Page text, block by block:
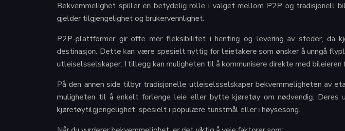
Bekvemmelighet spiller en betydelig rolle i valget mellom P2P og tradisjonell
gjelder tilgjengelighet og brukervennlighet.
P2P-plattformer gir ofte mer fleksibilitet i henting og levering av steder, da
destinasjon. Dette kan være spesielt nyttig for leietakere som ønsker å unngå
utleiselsselskaper. I tillegg kan muligheten til å kommunisere direkte med
På den annen side tilbyr tradisjonelle utleiselsselskaper bekvemmeligheten av
muligheten til å enkelt forlenge leie eller bytte kjøretøy om nødvendig.
kjøretøytilgjengelighet, spesielt i populære turistmål eller i høysesong.